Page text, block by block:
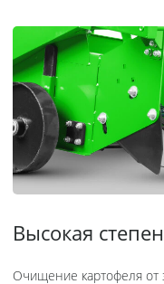
Высокая
Очищение картофеля от